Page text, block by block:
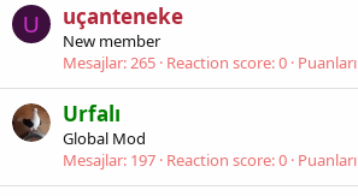
U uçanteneke
New member
Mesajlar 265 Reaction score 0 Puanları
Urfalı
Global Mod
Mesajlar 197 Reaction score 0 Puanları